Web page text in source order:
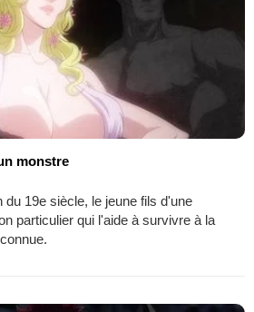
monstre
du 19e siècle, le jeune fils d'une
particulier qui l'aide à survivre à la